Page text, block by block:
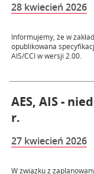
28 kwiecień 2026
Informujemy, że w
opublikowana
AIS/CCI w wersji 2.00.
AES, AIS -
r.
27 kwiecień 2026
W związku z